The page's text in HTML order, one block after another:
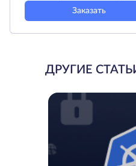
Заказать
ДРУГИЕ